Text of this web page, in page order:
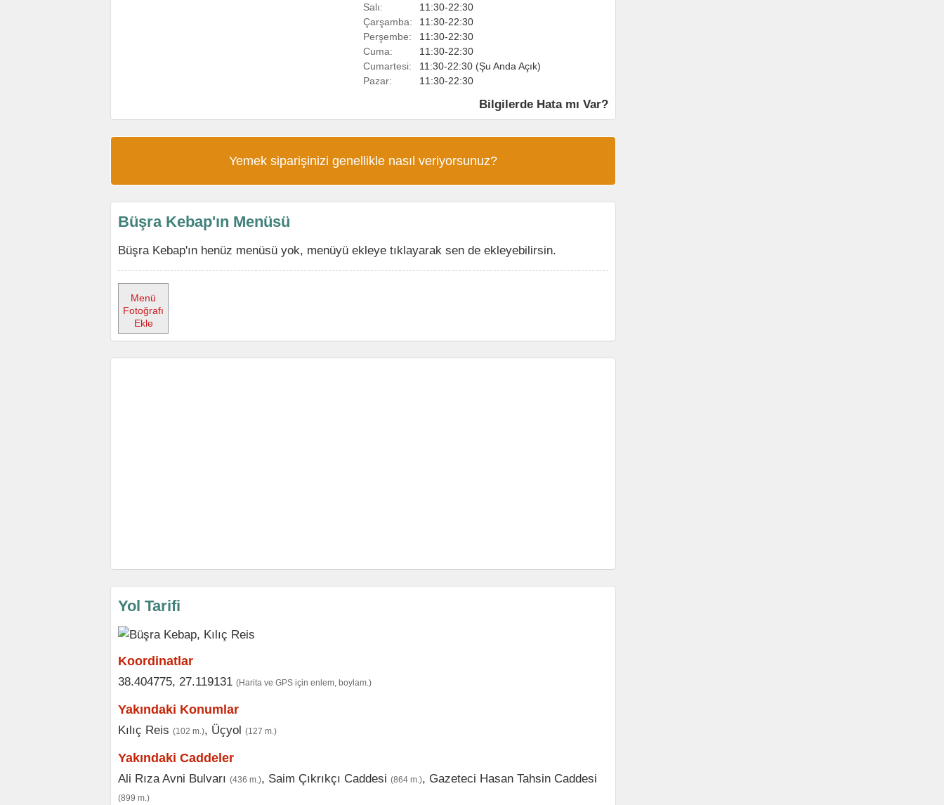
Salı:
11:30-22:30
Çarşamba:
11:30-22:30
Perşembe:
11:30-22:30
Cuma:
11:30-22:30
Cumartesi:
11:30-22:30 (Şu Anda Açık)
Pazar:
11:30-22:30
Bilgilerde Hata mı Var?
Yemek siparişinizi genellikle nasıl veriyorsunuz?
Büşra Kebap'ın Menüsü
Büşra Kebap'ın henüz menüsü yok, menüyü ekleye tıklayarak sen de ekleyebilirsin.
Menü
Fotoğrafı
Ekle
Yol Tarifi
Koordinatlar
38.404775, 27.119131 (Harita ve GPS için enlem, boylam.)
Yakındaki Konumlar
Kılıç Reis (102 m.), Üçyol (127 m.)
Yakındaki Caddeler
Ali Rıza Avni Bulvarı (436 m.), Saim Çıkrıkçı Caddesi (864 m.), Gazeteci Hasan Tahsin Caddesi
(899 m.)